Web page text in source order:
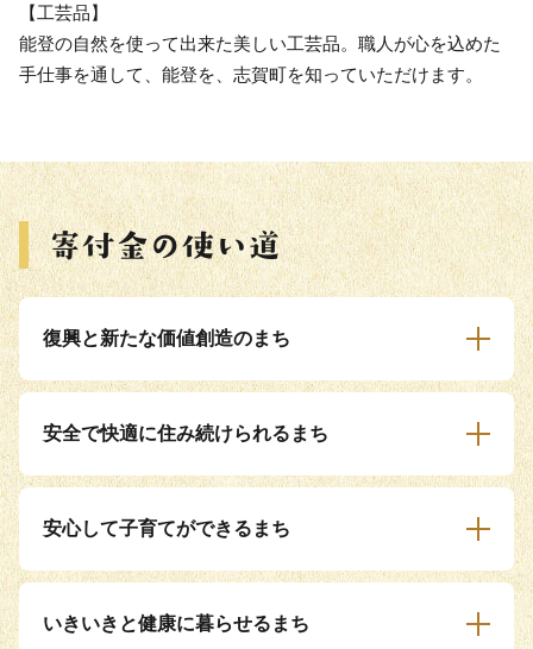
【工芸品】
能登の自然を使って出来た美しい工芸品。職人が心を込めた
手仕事を通して、能登を、志賀町を知っていただけます。
復興と新たな価値創造のまち
安全で快適に住み続けられるまち
安心して子育てができるまち
いきいきと健康に暮らせるまち